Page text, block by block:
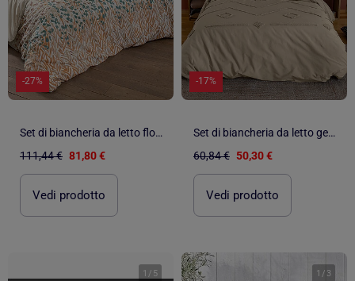
-27%
Set di biancheria da letto floreale in cotone 2 pezzi + federa
111,44 € 81,80 €
Vedi prodotto
-17%
Set di biancheria da letto geometrico in cotone lavato e trapuntato
60,84 € 50,30 €
Vedi prodotto
1 / 5 1 / 3